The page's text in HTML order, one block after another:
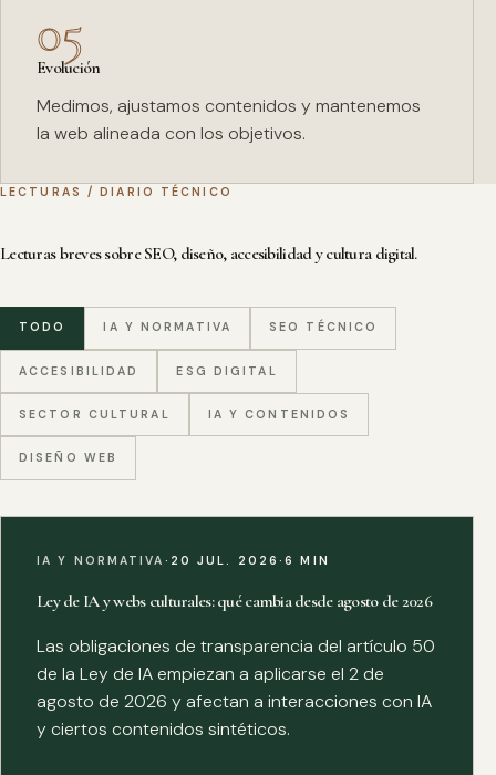
05
Evolución
Medimos, ajustamos contenidos y mantenemos
la web alineada con los objetivos.
LECTURAS / DIARIO TÉCNICO
Lecturas breves sobre SEO, diseño, accesibilidad y cultura digital.
TODO IA Y NORMATIVA SEO TÉCNICO
ACCESIBILIDAD ESG DIGITAL
SECTOR CULTURAL IA Y CONTENIDOS
DISEÑO WEB
IA Y NORMATIVA · 20 JUL. 2026·6 MIN
Ley de IA y webs culturales: qué cambia desde agosto de 2026
Las obligaciones de transparencia del artículo 50
de la Ley de IA empiezan a aplicarse el 2 de
agosto de 2026 y afectan a interacciones con IA
y ciertos contenidos sintéticos.